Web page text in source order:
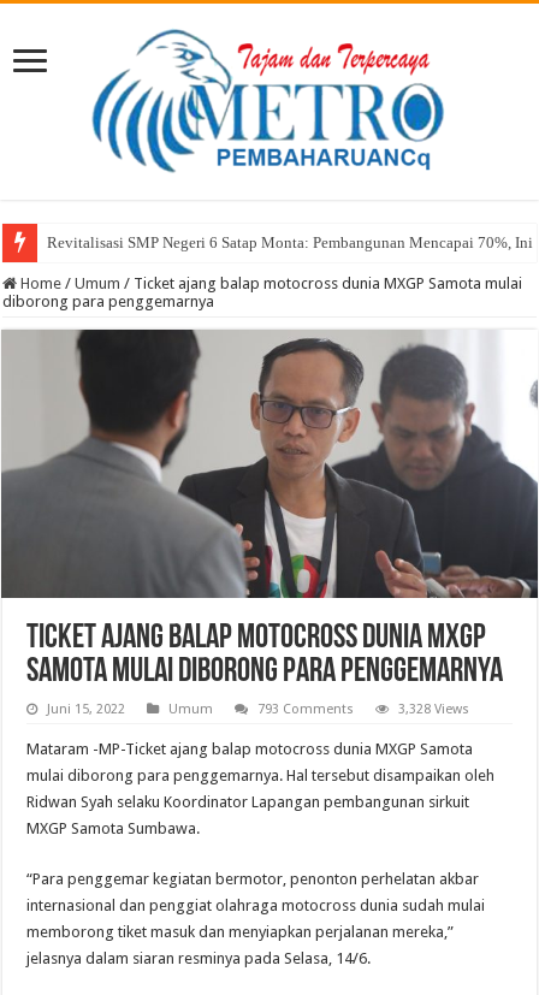
Sekda Abul: Pelantikan adalah Pengakuan Kompetensi
Home / Umum / Ticket ajang balap motocross dunia MXGP Samota mulai
diborong para penggemarnya
Ticket ajang balap motocross dunia MXGP
Samota mulai diborong para penggemarnya
Juni 15, 2022 Umum 793 Comments 3,328 Views
Mataram -MP-Ticket ajang balap motocross dunia MXGP Samota
mulai diborong para penggemarnya. Hal tersebut disampaikan oleh
Ridwan Syah selaku Koordinator Lapangan pembangunan sirkuit
MXGP Samota Sumbawa.
“Para penggemar kegiatan bermotor, penonton perhelatan akbar
internasional dan penggiat olahraga motocross dunia sudah mulai
memborong tiket masuk dan menyiapkan perjalanan mereka,”
jelasnya dalam siaran resminya pada Selasa, 14/6.